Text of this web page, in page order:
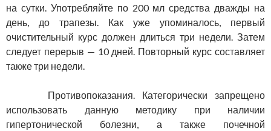
на сутки. Употребляйте по 200 мл средства дважды на
день, до трапезы. Как уже упоминалось, первый
очистительный курс должен длиться три недели. Затем
следует перерыв — 10 дней. Повторный курс составляет
также три недели.
Противопоказания. Категорически запрещено
использовать данную методику при наличии
гипертонической болезни, а также почечной